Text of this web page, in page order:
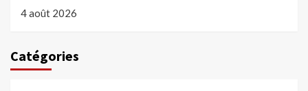
4 août 2026
Catégories